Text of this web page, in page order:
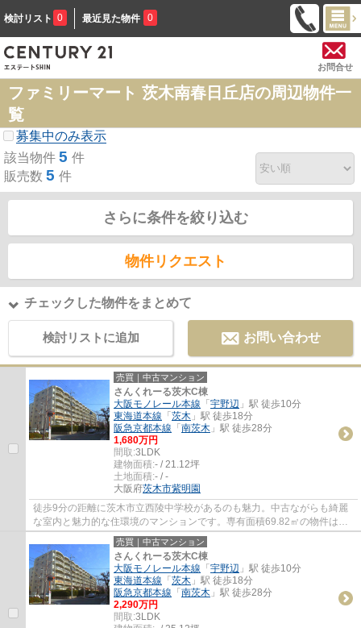
検討リスト 0 最近見た物件 0
お問合せ
ファミリーマート 茨木南春日丘店の周辺物件一
覧
募集中のみ表示
該当物件 5 件
販売数 5 件
さらに条件を絞り込む
物件リクエスト
チェックした物件をまとめて
検討リストに追加 お問い合わせ
売買｜中古マンション
さんくれーる茨木C棟
大阪モノレール本線 「 宇野辺 」駅 徒歩10分
東海道本線 「 茨木 」駅 徒歩18分
阪急京都本線 「 南茨木 」駅 徒歩28分
1,680万円
間取:3LDK
建物面積:- / 21.12坪
土地面積:- / -
大阪府茨木市紫明園
徒歩9分の距離に茨木市立西陵中学校があるのも魅力。中古ながらも綺麗
な室内と魅力的な住環境のマンションです。専有面積69.82㎡の物件はい
かがですか。信頼と実績を誇るセンチュリー2...
売買｜中古マンション
さんくれーる茨木C棟
大阪モノレール本線 「 宇野辺 」駅 徒歩10分
東海道本線 「 茨木 」駅 徒歩18分
阪急京都本線 「 南茨木 」駅 徒歩28分
2,290万円
間取:3LDK